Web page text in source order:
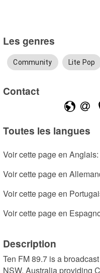
Les genres
Community Lite Pop
Contact
Toutes les langues
Voir cette page en Anglais:
Voir cette page en
Voir cette page en
Voir cette page en
Description
Ten FM 89.7 is a
NSW, Australia providing